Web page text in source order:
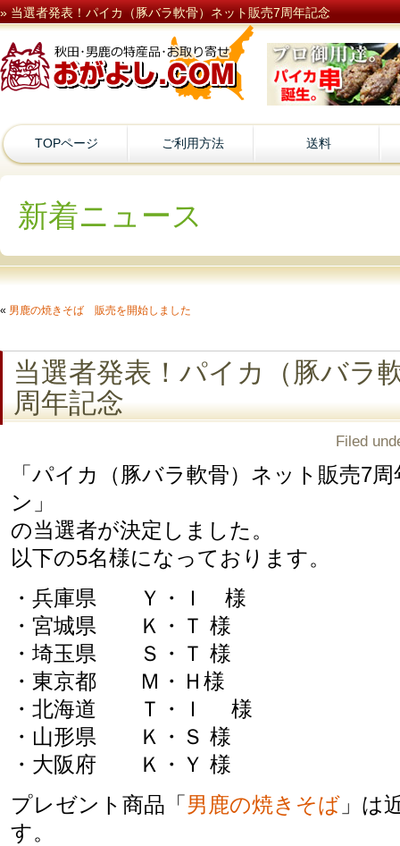
» 当選者発表！パイカ（豚バラ軟骨）ネット販売7周年記念
TOPページ ご利用方法 送料
新着ニュース
« 男鹿の焼きそば 販売を開始しました
当選者発表！パイカ（豚バラ
周年記念
Filed
「パイカ（豚バラ軟骨）ネット販売7
ン」
の当選者が決定しました。
以下の5名様になっております。
・兵庫県 Ｙ・Ｉ 様
・宮城県 Ｋ・Ｔ 様
・埼玉県 Ｓ・Ｔ 様
・東京都 Ｍ・Ｈ様
・北海道 Ｔ・Ｉ 様
・山形県 Ｋ・Ｓ 様
・大阪府 Ｋ・Ｙ 様
プレゼント商品「 男鹿の焼きそば 」は
す。